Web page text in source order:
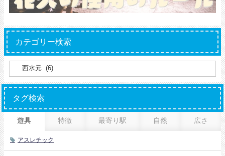
カテゴリー検索
タグ検索
遊具 特徴 最寄り駅 自然 広さ
アスレチック